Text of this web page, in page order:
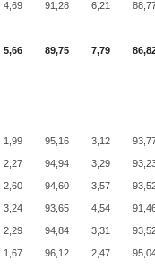
4,69 91,28 6,21
5,66 89,75 7,79
1,99 95,16 3,12
2,27 94,94 3,29
2,60 94,60 3,57
3,24 93,65 4,54
2,29 94,84 3,31
1,67 96,12 2,47